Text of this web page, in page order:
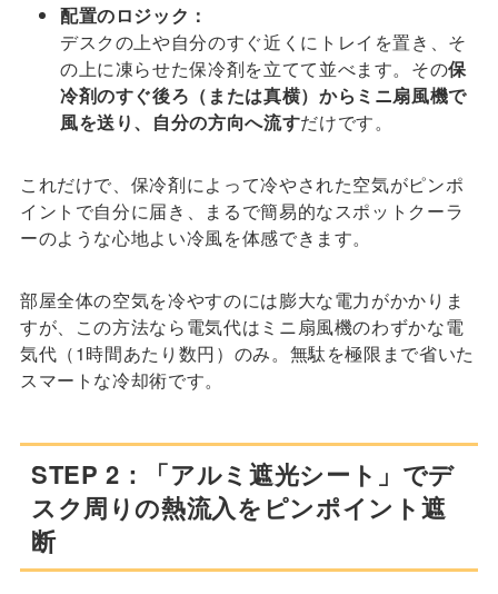
配置のロジック：
デスクの上や自分のすぐ近くにトレイを置き、そ
の上に凍らせた保冷剤を立てて並べます。その保
冷剤のすぐ後ろ（または真横）からミニ扇風機で
風を送り、自分の方向へ流すだけです。
これだけで、保冷剤によって冷やされた空気がピンポ
イントで自分に届き、まるで簡易的なスポットクーラ
ーのような心地よい冷風を体感できます。
部屋全体の空気を冷やすのには膨大な電力がかかりま
すが、この方法なら電気代はミニ扇風機のわずかな電
気代（1時間あたり数円）のみ。無駄を極限まで省いた
スマートな冷却術です。
STEP 2：「アルミ遮光シート」でデ
スク周りの熱流入をピンポイント遮
断